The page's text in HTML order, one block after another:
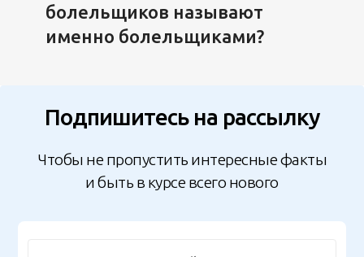
болельщиков называют
именно болельщиками?
Подпишитесь на рассылку
Чтобы не пропустить интересные факты
и быть в курсе всего нового